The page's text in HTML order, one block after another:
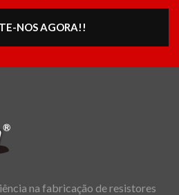
NOS AGORA!!
na fabricação de resistores